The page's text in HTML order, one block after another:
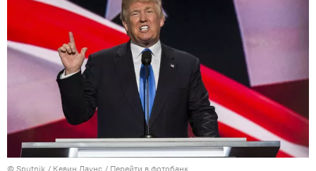
© Sputnik / Кевин Даунс / Перейти в фотобанк